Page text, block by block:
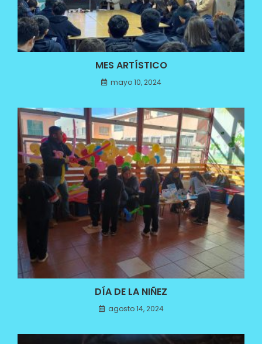
MES ARTÍSTICO
mayo 10, 2024
DÍA DE LA NIÑEZ
agosto 14, 2024